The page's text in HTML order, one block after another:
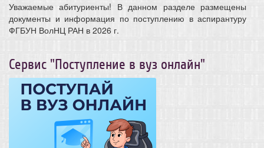
Уважаемые абитуриенты! В данном разделе размещены
документы и информация по поступлению в аспирантуру
ФГБУН ВолНЦ РАН в 2026 г.
Сервис "Поступление в вуз онлайн"